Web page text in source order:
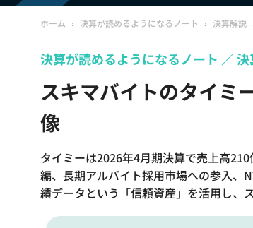
ホーム › 決算が読めるようになるノート › 決算解説
スキマバイトのタイミ
像
タイミーは2026年4月期決算で売上高
編、長期アルバイト採用市場への参入、
績データという「信頼資産」を活用し、
決算が読めるようになるノート 決